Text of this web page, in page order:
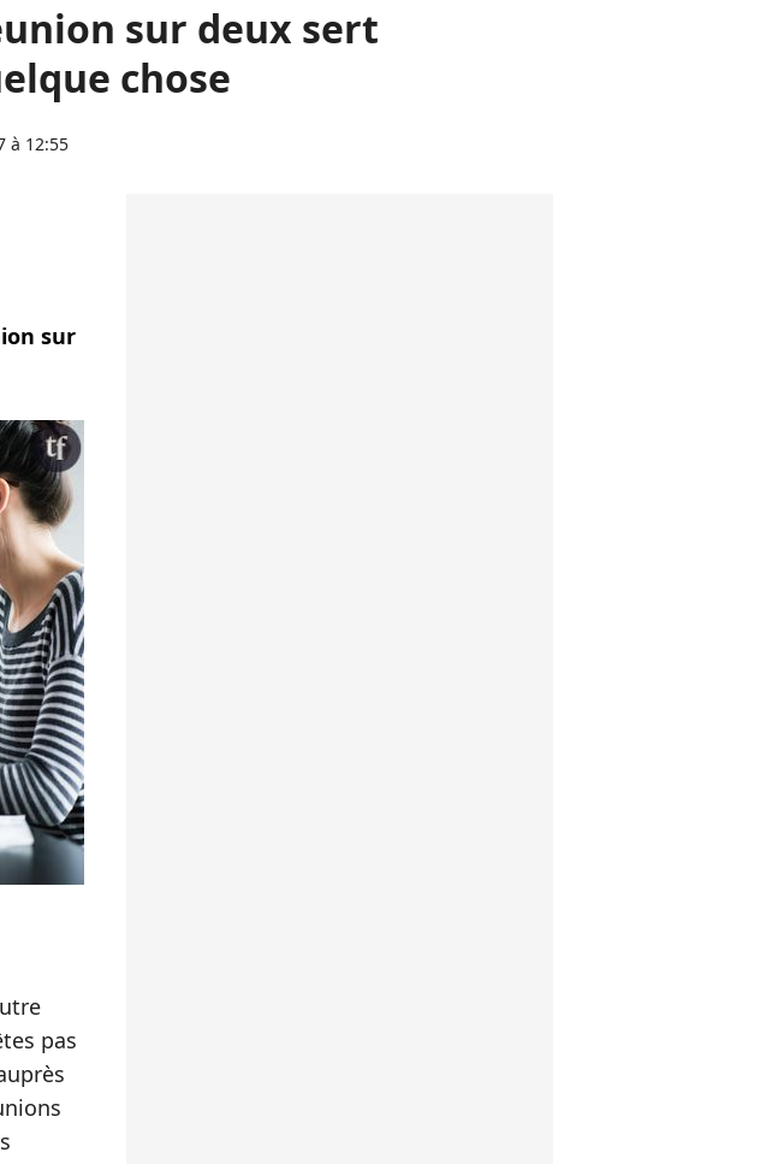
sur deux sert
chose
à 12:55
sur
pas